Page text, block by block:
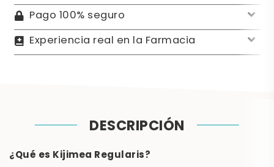
Pago 100% seguro
Experiencia real en la Farmacia
DESCRIPCIÓN
¿Qué es Kijimea Regularis?